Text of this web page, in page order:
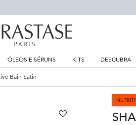
ÓLEOS E SÉRUNS KITS DESCUBRA
Bain Satin